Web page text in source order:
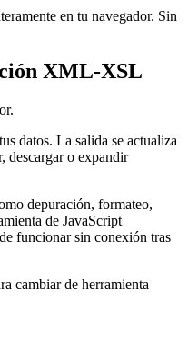
en tu navegador. Sin
XML-XSL
datos. La salida se actualiza
descargar o expandir
depuración, formateo,
de JavaScript
funcionar sin conexión tras
cambiar de herramienta